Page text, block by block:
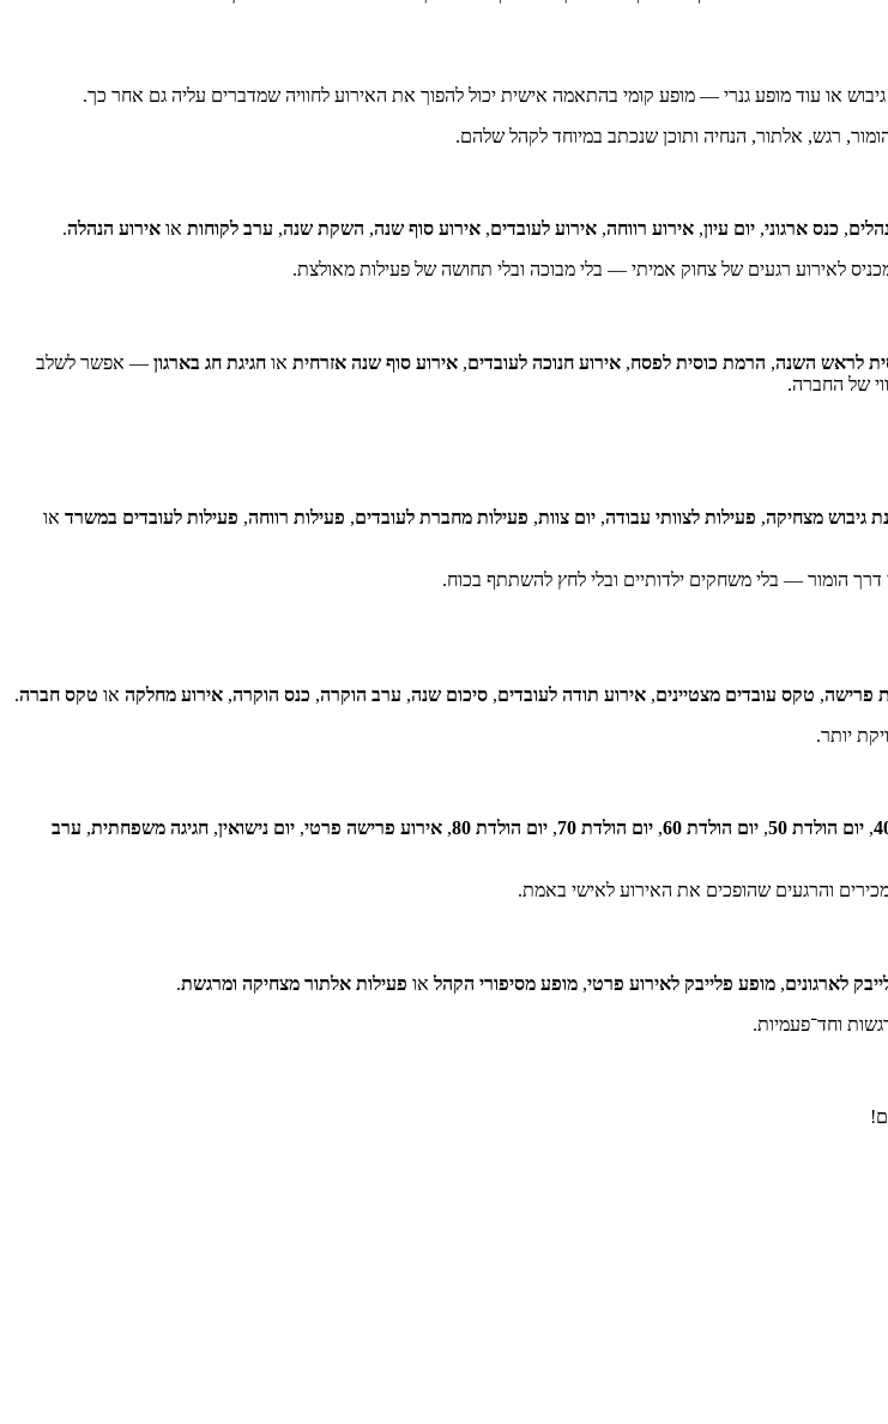
או עוד מופע גנרי — מופע קומי בהתאמה אישית יכול להפוך את האירוע לחוויה שמדברים עליה גם אחר כך.
רגש, אלתור, הנחיה ותוכן שנכתב במיוחד לקהל שלהם.
, כנס ארגוני, יום עיון, אירוע רווחה, אירוע לעובדים, אירוע סוף שנה, השקת שנה, ערב לקוחות או אירוע הנהלה.
לאירוע רגעים של צחוק אמיתי — בלי מבוכה ובלי תחושה של פעילות מאולצת.
לראש השנה, הרמת כוסית לפסח, אירוע חנוכה לעובדים, אירוע סוף שנה אזרחית או חגיגת חג בארגון — אפשר לשלב
של החברה.
גיבוש מצחיקה, פעילות לצוותי עבודה, יום צוות, פעילות מחברת לעובדים, פעילות רווחה, פעילות לעובדים במשרד או
דרך הומור — בלי משחקים ילדותיים ובלי לחץ להשתתף בכוח.
פרישה, טקס עובדים מצטיינים, אירוע תודה לעובדים, סיכום שנה, ערב הוקרה, כנס הוקרה, אירוע מחלקה או טקס חברה.
יותר.
, יום הולדת 50 , יום הולדת 60 , יום הולדת 70 , יום הולדת 80 , אירוע פרישה פרטי, יום נישואין, חגיגה משפחתית, ערב
והרגעים שהופכים את האירוע לאישי באמת.
לארגונים, מופע פלייבק לאירוע פרטי, מופע מסיפורי הקהל או פעילות אלתור מצחיקה ומרגשת.
וחד־פעמיות.